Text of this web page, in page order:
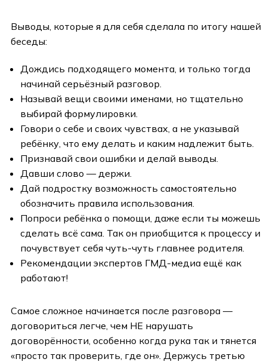
Выводы, которые я для себя сделала по итогу нашей
беседы:
Дождись подходящего момента, и только тогда
начинай серьёзный разговор.
Называй вещи своими именами, но тщательно
выбирай формулировки.
Говори о себе и своих чувствах, а не указывай
ребёнку, что ему делать и каким надлежит быть.
Признавай свои ошибки и делай выводы.
Давши слово — держи.
Дай подростку возможность самостоятельно
обозначить правила использования.
Попроси ребёнка о помощи, даже если ты можешь
сделать всё сама. Так он приобщится к процессу и
почувствует себя чуть-чуть главнее родителя.
Рекомендации экспертов ГМД-медиа ещё как
работают!
Самое сложное начинается после разговора —
договориться легче, чем НЕ нарушать
договорённости, особенно когда рука так и тянется
«просто так проверить, где он». Держусь третью